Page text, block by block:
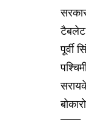
टैबलेट
पूर्वी